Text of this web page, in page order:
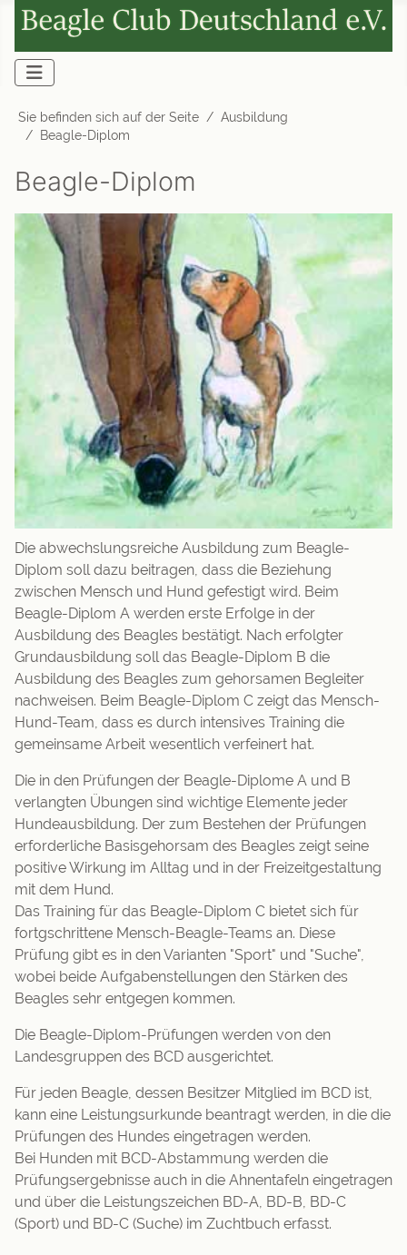
Sie befinden sich auf der Seite
Ausbildung
Beagle-Diplom
Beagle-Diplom
Die abwechslungsreiche Ausbildung zum Beagle-
Diplom soll dazu beitragen, dass die Beziehung
zwischen Mensch und Hund gefestigt wird. Beim
Beagle-Diplom A werden erste Erfolge in der
Ausbildung des Beagles bestätigt. Nach erfolgter
Grundausbildung soll das Beagle-Diplom B die
Ausbildung des Beagles zum gehorsamen Begleiter
nachweisen. Beim Beagle-Diplom C zeigt das Mensch-
Hund-Team, dass es durch intensives Training die
gemeinsame Arbeit wesentlich verfeinert hat.
Die in den Prüfungen der Beagle-Diplome A und B
verlangten Übungen sind wichtige Elemente jeder
Hundeausbildung. Der zum Bestehen der Prüfungen
erforderliche Basisgehorsam des Beagles zeigt seine
positive Wirkung im Alltag und in der Freizeitgestaltung
mit dem Hund.
Das Training für das Beagle-Diplom C bietet sich für
fortgschrittene Mensch-Beagle-Teams an. Diese
Prüfung gibt es in den Varianten "Sport" und "Suche",
wobei beide Aufgabenstellungen den Stärken des
Beagles sehr entgegen kommen.
Die Beagle-Diplom-Prüfungen werden von den
Landesgruppen des BCD ausgerichtet.
Für jeden Beagle, dessen Besitzer Mitglied im BCD ist,
kann eine Leistungsurkunde beantragt werden, in die die
Prüfungen des Hundes eingetragen werden.
Bei Hunden mit BCD-Abstammung werden die
Prüfungsergebnisse auch in die Ahnentafeln eingetragen
und über die Leistungszeichen BD-A, BD-B, BD-C
(Sport) und BD-C (Suche) im Zuchtbuch erfasst.